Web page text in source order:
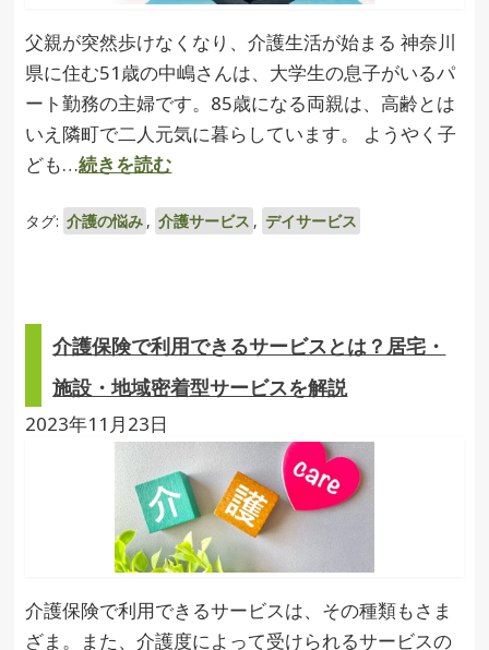
父親が突然歩けなくなり、介護生活が始まる 神奈川
県に住む51歳の中嶋さんは、大学生の息子がいるパ
ート勤務の主婦です。85歳になる両親は、高齢とは
いえ隣町で二人元気に暮らしています。 ようやく子
ども…続きを読む
タグ: 介護の悩み , 介護サービス , デイサービス
介護保険で利用できるサービスとは？居宅・
施設・地域密着型サービスを解説
2023年11月23日
介護保険で利用できるサービスは、その種類もさま
ざま。また、介護度によって受けられるサービスの